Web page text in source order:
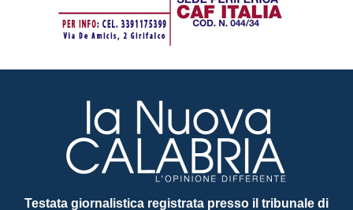
Testata giornalistica registrata presso il tribunale di